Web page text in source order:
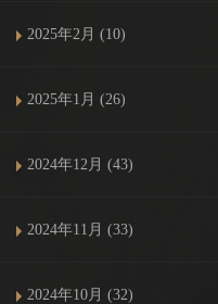
2025年2月 (10)
2025年1月 (26)
2024年12月 (43)
2024年11月 (33)
2024年10月 (32)